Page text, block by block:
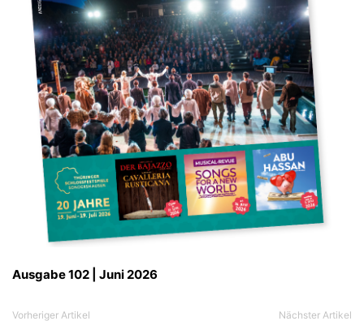
Ausgabe 102 | Juni 2026
Vorheriger Artikel Nächster Artikel